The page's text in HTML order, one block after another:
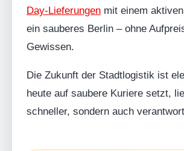
Day-Lieferungen mit einem
ein sauberes Berlin – ohne
Gewissen.
Die Zukunft der Stadtlogistik ist
heute auf saubere Kuriere setzt,
schneller, sondern auch